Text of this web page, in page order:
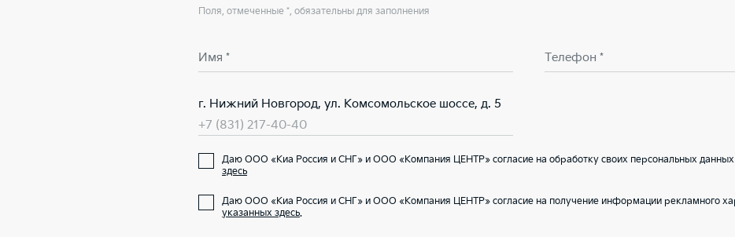
Поля, отмеченные *, обязательны для заполнения
Имя * Телефон *
г. Нижний Новгород, ул. Комсомольское шоссе, д. 5
+7 (831) 217-40-40
Даю ООО «Киа Россия и СНГ» и ООО «Компания ЦЕНТР» согласие на обработку своих персональных данных
здесь
Даю ООО «Киа Россия и СНГ» и ООО «Компания ЦЕНТР» согласие на получение информации рекламного
указанных здесь.